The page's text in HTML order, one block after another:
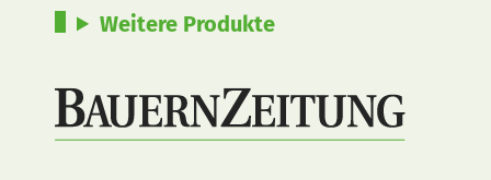
Weitere Produkte